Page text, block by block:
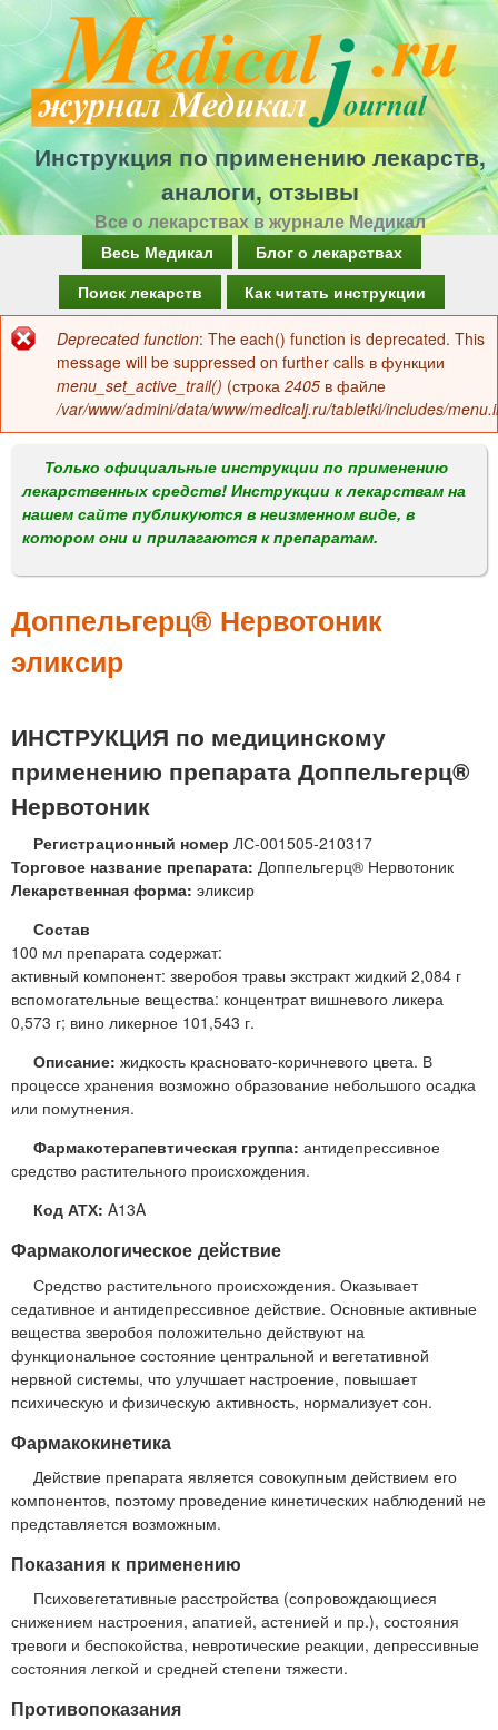
Перейти
к
основному
содержанию
Инструкция по применению лекарств,
аналоги, отзывы
Все о лекарствах в журнале Медикал
а
в
о
м
е
н
Весь Медикал
Блог о лекарствах
Поиск лекарств
Как читать инструкции
Сообщение
об
ошибке
Deprecated function: The each() function is deprecated. This
message will be suppressed on further calls в функции
menu_set_active_trail() (строка 2405 в файле
/var/www/admini/data/www/medicalj.ru/tabletki/includes/
Только официальные инструкции по применению
лекарственных средств! Инструкции к лекарствам на
нашем сайте публикуются в неизменном виде, в
котором они и прилагаются к препаратам.
Доппельгерц® Нервотоник
эликсир
ИНСТРУКЦИЯ по медицинскому
применению препарата Доппельгерц®
Нервотоник
Регистрационный номер ЛС-001505-210317
Торговое название препарата: Доппельгерц® Нервотоник
Лекарственная форма: эликсир
Состав
100 мл препарата содержат:
активный компонент: зверобоя травы экстракт жидкий 2,084 г
вспомогательные вещества: концентрат вишневого ликера
0,573 г; вино ликерное 101,543 г.
Описание: жидкость красновато-коричневого цвета. В
процессе хранения возможно образование небольшого осадка
или помутнения.
Фармакотерапевтическая группа: антидепрессивное
средство растительного происхождения.
Код АТХ: A13A
Фармакологическое действие
Средство растительного происхождения. Оказывает
седативное и антидепрессивное действие. Основные активные
вещества зверобоя положительно действуют на
функциональное состояние центральной и вегетативной
нервной системы, что улучшает настроение, повышает
психическую и физическую активность, нормализует сон.
Фармакокинетика
Действие препарата является совокупным действием его
компонентов, поэтому проведение кинетических наблюдений не
представляется возможным.
Показания к применению
Психовегетативные расстройства (сопровождающиеся
снижением настроения, апатией, астенией и пр.), состояния
тревоги и беспокойства, невротические реакции, депрессивные
состояния легкой и средней степени тяжести.
Противопоказания